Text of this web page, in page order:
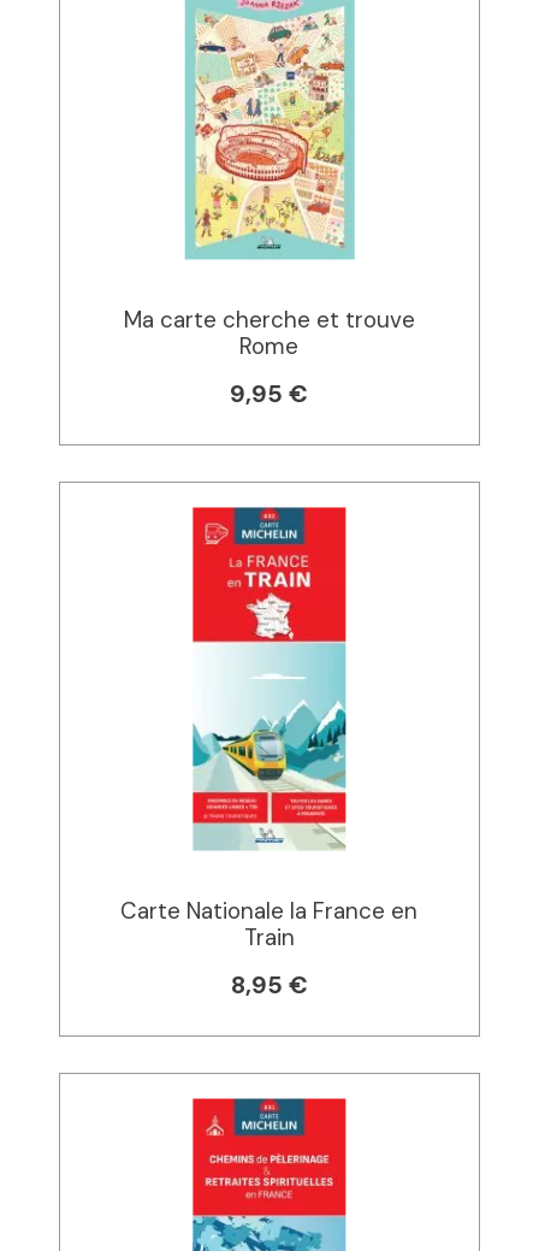
Ma carte cherche et trouve
Rome
9,95 €
Carte Nationale la France en
Train
8,95 €